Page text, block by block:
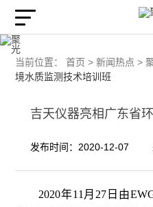
当前位置： 首页 > 新闻热点 >
境水质监测技术培训班
吉天仪器亮相广东省
发布时间：2020-12-07
2020年11月27日由